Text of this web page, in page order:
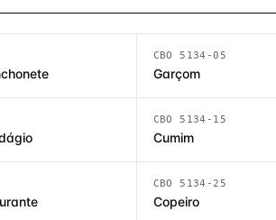
CBO 5134-05
Garçom
CBO 5134-15
Cumim
CBO 5134-25
Copeiro